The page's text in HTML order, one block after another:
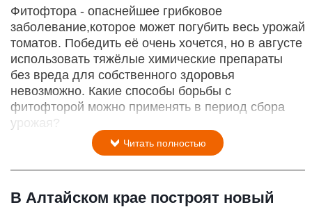
Фитофтора - опаснейшее грибковое
заболевание,которое может погубить весь урожай
томатов. Победить её очень хочется, но в августе
использовать тяжёлые химические препараты
без вреда для собственного здоровья
невозможно. Какие способы борьбы с
фитофторой можно применять в период сбора
урожая?
Читать полностью
В Алтайском крае построят новый